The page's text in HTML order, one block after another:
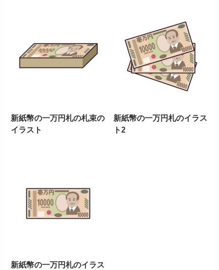
新紙幣の一万円札の札束の
イラスト
新紙幣の一万円札のイラス
ト2
新紙幣の一万円札のイラス